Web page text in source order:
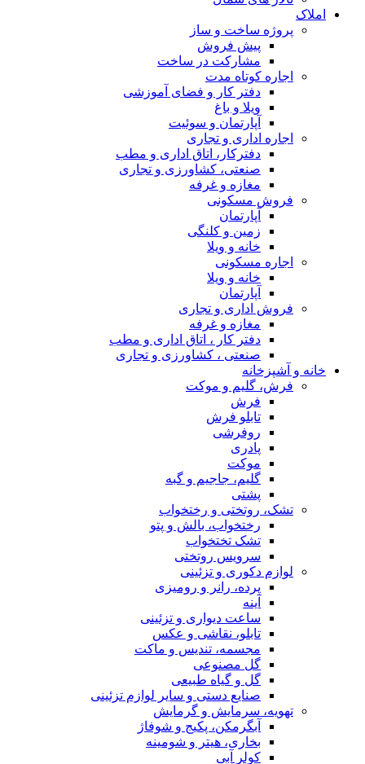
املاک
پروژه ساخت و ساز
پیش فروش
مشارکت در ساخت
اجاره کوتاه مدت
دفتر کار و فضای آموزشی
ویلا و باغ
آپارتمان و سوئیت
اجاره اداری و تجاری
دفترکار، اتاق اداری و مطب
صنعتی، کشاورزی و تجاری
مغازه و غرفه
فروش مسکونی
آپارتمان
زمین و کلنگی
خانه و ویلا
اجاره مسکونی
خانه و ویلا
آپارتمان
فروش اداری و تجاری
مغازه و غرفه
دفتر کار ، اتاق اداری و مطب
صنعتی ، کشاورزی و تجاری
خانه و آشپزخانه
فرش، گلیم و موکت
فرش
تابلو فرش
روفرشی
پادری
موکت
گلیم، جاجیم و گبه
پشتی
تشک، روتختی و رختخواب
رختخواب، بالش و پتو
تشک تختخواب
سرویس روتختی
لوازم دکوری و تزئینی
پرده، رانر و رومیزی
آینه
ساعت دیواری و تزئینی
تابلو، نقاشی و عکس
مجسمه، تندیس و ماکت
گل مصنوعی
گل و گیاه طبیعی
صنایع دستی و سایر لوازم تزئینی
تهویه، سرمایش و گرمایش
آبگرمکن، پکیج و شوفاژ
بخاری، هیتر و شومینه
کولر آبی